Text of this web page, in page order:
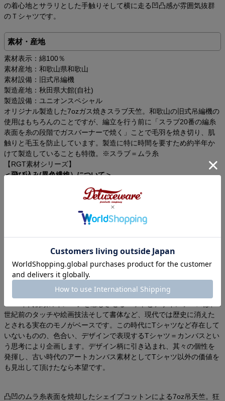
の着心地とサラリとした手触りそして横に走る凹凸感が雰囲気抜群
のＴシャツです。
素材・産地
素材表示：綿100％
素材産地：和歌山県和歌山
素材設備：旧式吊編機
製造産地：秋田県大館(自社)
製造設備：ユニオンスペシャル
オリジナル製造した7ozガス焼きスラブ天竺。和歌山の旧式吊編機の
使用はもちろんのことですが、編立を行う前に「スラブ20番の編糸
表面を糸の段階でガスバーナーで焼く」ことで毛羽を焼き切り、肌
触りと毛玉を防止しています。製造に特に時間を要すため約半年か
けて製造していることも特徴。※スラブ＝ムラ糸
【RGT素材シリーズ】
＜飛び込み(異色繊維）について＞
維(赤や青の繊維)が混入していることがあります。これは綿を糸に成
形する紡績の際に必ず混入しますが、幾度の検品を重ね可能な限り
の異色繊維を排除し商品化しています。そのため排除不可な繊維に
関してはA品扱いとさせて頂いております。御理解のほどよろしくお
願い申し上げます。
※現在この異色繊維を排除(漂白)する薬品に有害性があり法律で使用
1900年代初頭のイメージを感じさせるニットとデザインソースは、1
世紀前のタッチや絵画技法そして書体など、現代では歴史に消えた
とされる実在のモノがベースです。この時代にTシャツなど存在して
いないものの、色合い、デザインで表現するTシャツ＝カンバスとい
う思考により企画します。デザイン柄に引き込まれ、其々の個性を
発揮し、古い時代のアートカンバス素材としてTシャツ以外の価値を
も見出して頂けたなら本望です。
凸凹のムラ糸表面を焼却したシェイプコットンによる7oz吊天竺。狂